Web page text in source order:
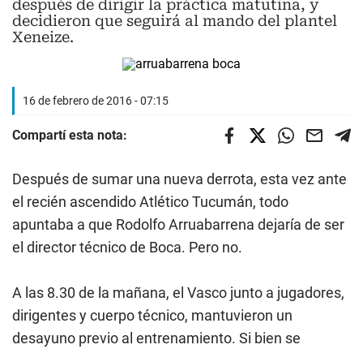
después de dirigir la práctica matutina, y
decidieron que seguirá al mando del plantel
Xeneize.
16 de febrero de 2016 - 07:15
Compartí esta nota:
Después de sumar una nueva derrota, esta vez ante
el recién ascendido Atlético Tucumán, todo
apuntaba a que Rodolfo Arruabarrena dejaría de ser
el director técnico de Boca. Pero no.
A las 8.30 de la mañana, el Vasco junto a jugadores,
dirigentes y cuerpo técnico, mantuvieron un
desayuno previo al entrenamiento. Si bien se